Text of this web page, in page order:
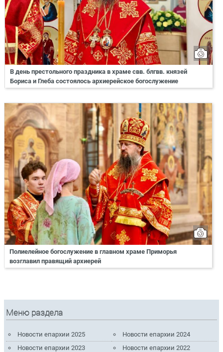
В день престольного праздника в храме свв. блгвв. князей
Бориса и Глеба состоялось архиерейское богослужение
Полиелейное богослужение в главном храме Приморья
возглавил правящий архиерей
Меню раздела
Новости епархии 2025
Новости епархии 2024
Новости епархии 2023
Новости епархии 2022